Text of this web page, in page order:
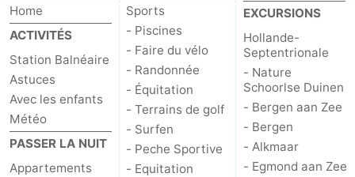
Home
ACTIVITÉS
Station Balnéaire
Astuces
Avec les enfants
Météo
PASSER LA NUIT
Appartements
Sports
- Piscines
- Faire du vélo
- Randonnée
- Équitation
- Terrains de golf
- Surfen
- Peche Sportive
- Equitation
EXCURSIONS
Hollande-
Septentrionale
- Nature
Schoorlse Duinen
- Bergen aan Zee
- Bergen
- Alkmaar
- Egmond aan Zee